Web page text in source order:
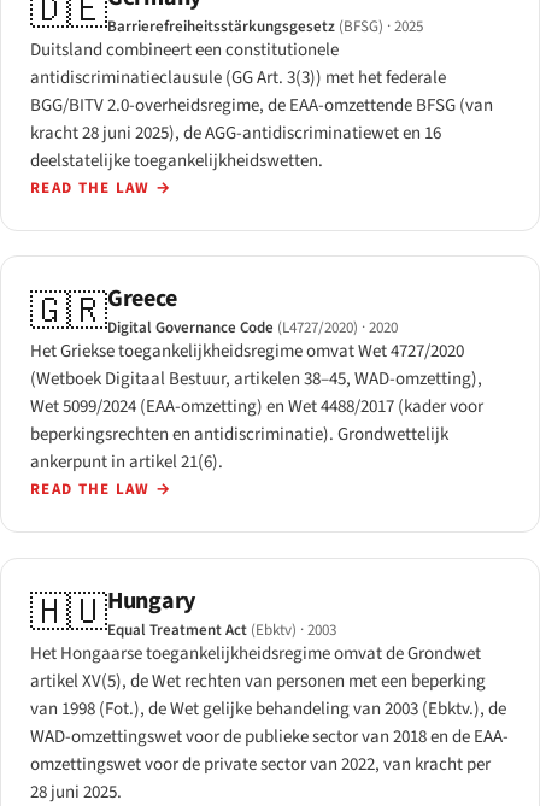
Barrierefreiheitsstärkungsgesetz (BFSG) · 2025
Duitsland combineert een constitutionele
antidiscriminatieclausule (GG Art. 3(3)) met het federale
BGG/BITV 2.0-overheidsregime, de EAA-omzettende BFSG (van
kracht 28 juni 2025), de AGG-antidiscriminatiewet en 16
deelstatelijke toegankelijkheidswetten.
READ THE LAW →
🇬🇷Greece
Digital Governance Code (L4727/2020) · 2020
Het Griekse toegankelijkheidsregime omvat Wet 4727/2020
(Wetboek Digitaal Bestuur, artikelen 38–45, WAD-omzetting),
Wet 5099/2024 (EAA-omzetting) en Wet 4488/2017 (kader voor
beperkingsrechten en antidiscriminatie). Grondwettelijk
ankerpunt in artikel 21(6).
READ THE LAW →
🇭🇺Hungary
Equal Treatment Act (Ebktv) · 2003
Het Hongaarse toegankelijkheidsregime omvat de Grondwet
artikel XV(5), de Wet rechten van personen met een beperking
van 1998 (Fot.), de Wet gelijke behandeling van 2003 (Ebktv.), de
WAD-omzettingswet voor de publieke sector van 2018 en de EAA-
omzettingswet voor de private sector van 2022, van kracht per
28 juni 2025.